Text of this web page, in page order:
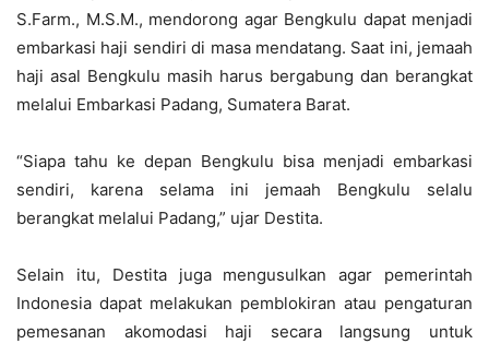
S.Farm., M.S.M., mendorong agar Bengkulu dapat menjadi
embarkasi haji sendiri di masa mendatang. Saat ini, jemaah
haji asal Bengkulu masih harus bergabung dan berangkat
melalui Embarkasi Padang, Sumatera Barat.
“Siapa tahu ke depan Bengkulu bisa menjadi embarkasi
sendiri, karena selama ini jemaah Bengkulu selalu
berangkat melalui Padang,” ujar Destita.
Selain itu, Destita juga mengusulkan agar pemerintah
Indonesia dapat melakukan pemblokiran atau pengaturan
pemesanan akomodasi haji secara langsung untuk